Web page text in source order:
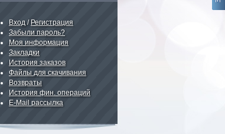
Вход/ Регистрация
Забыли пароль?
Моя информация
Закладки
История заказов
Файлы для скачивания
Возвраты
История фин. операций
E-Mail рассылка